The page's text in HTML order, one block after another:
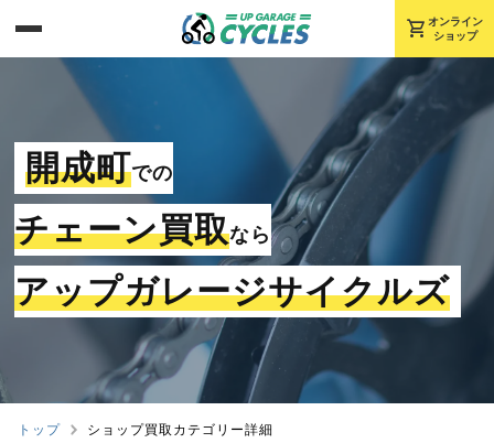
shopping_cart オンライン
ショップ
開成町での
チェーン買取なら
アップガレージサイクルズ
トップ ショップ買取カテゴリー詳細